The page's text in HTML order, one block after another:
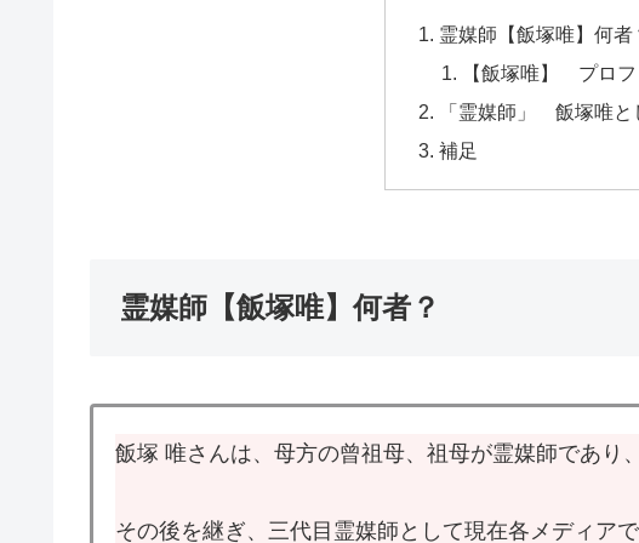
霊媒師【飯塚唯】何者
【飯塚唯】 プロ
「霊媒師」 飯塚唯と
補足
霊媒師【飯塚唯】何者？
飯塚 唯さんは、母方の曾祖母、祖母が霊媒師であ
その後を継ぎ、三代目霊媒師として現在各メディア